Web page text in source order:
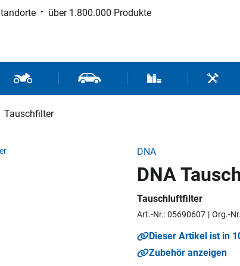
über 1.800.000 Produkte
SportMotorrad- und RollerteileFahrzeugteile und ZubehörVerbrauchsmaterial /
Tauschfilter
DNA
DNA
Tauschluftfilter
Art.-Nr.: 05690607 Org.-
Dieser Artikel ist in
Zubehör anzeigen